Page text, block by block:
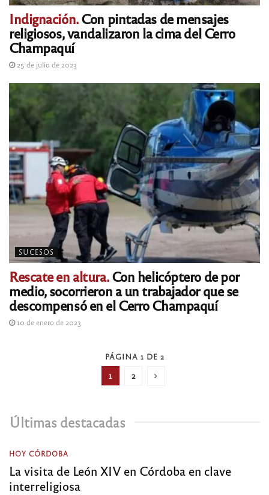
Indignación.Con pintadas de mensajes
religiosos, vandalizaron la cima del Cerro
Champaquí
25 de julio de 2023
SUCESOS
Rescate en altura.Con helicóptero de por
medio, socorrieron a un trabajador que se
descompensó en el Cerro Champaquí
10 de enero de 2023
PÁGINA 1 DE 2
1 2
Últimas destacadas
HOY CÓRDOBA
La visita de León XIV en Córdoba en clave
interreligiosa